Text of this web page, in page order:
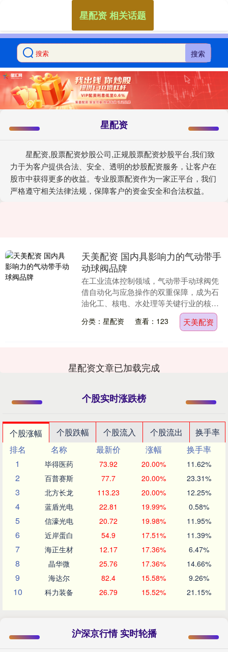
搜索
星配资
星配资,股票配资炒股公司,正规股票配资炒股平台,我们致
力于为客户提供合法、安全、透明的炒股配资服务，让客户在
股市中获得更多的收益。专业股票配资作为一家正平台，我们
严格遵守相关法律法规，保障客户的资金安全和合法权益。
星配资 相关话题
天美配资 国内具影响力的气动带手
动球阀品牌
在工业流体控制领域，气动带手动球阀凭
借自动化与应急操作的双重保障，成为石
油化工、核电、水处理等关键行业的核心
设备。国内市场中，福建德特森阀门有限
公司、上品森（江....
分类：星配资 查看：123 天美配资
星配资文章已加载完成
个股实时涨跌榜
个股涨幅 个股跌幅 个股流入 个股流出
换手率
排名
名称 最新价 涨幅
换手率
1
毕得医药 73.92 20.00% 11.62%
2 百普赛斯 77.7 20.00% 23.31%
3 北方长龙 113.23 20.00% 12.25%
4 蓝盾光电 22.81 19.99% 0.58%
5 信濠光电 20.72 19.98% 11.95%
6 近岸蛋白 54.9 17.51% 11.39%
7 海正生材 12.17 17.36% 6.47%
8 晶华微 25.76 17.36% 14.66%
9 海达尔 82.4 15.58% 9.26%
10 科力装备 26.79 15.52% 21.15%
沪深京行情 实时轮播